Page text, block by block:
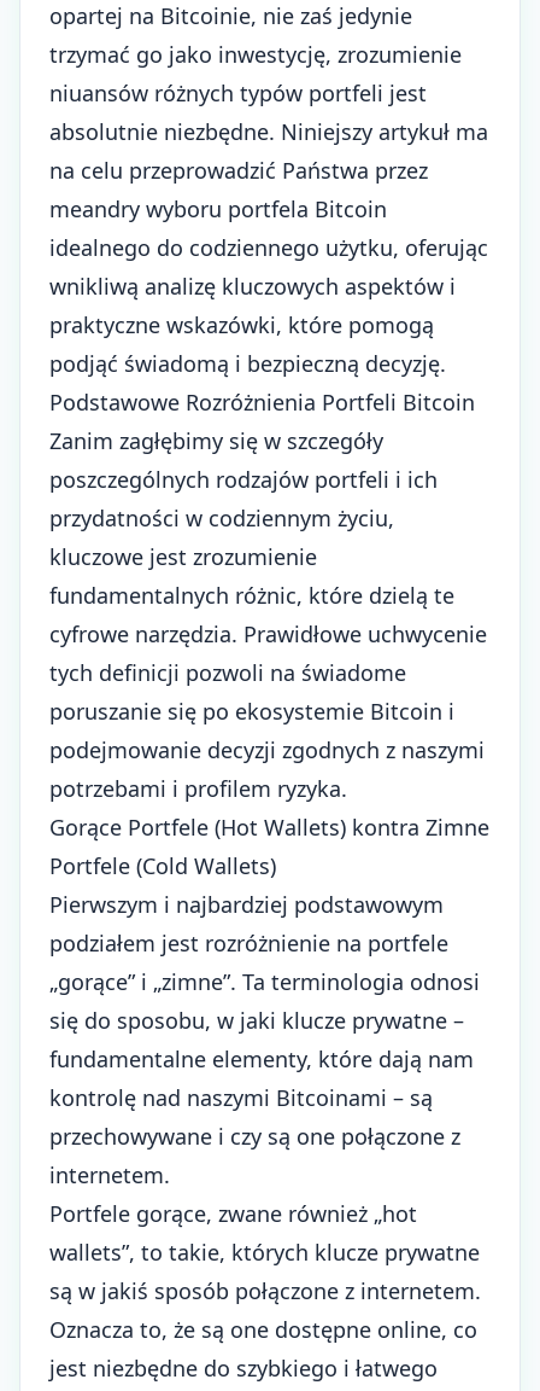
opartej na Bitcoinie, nie zaś jedynie
trzymać go jako inwestycję, zrozumienie
niuansów różnych typów portfeli jest
absolutnie niezbędne. Niniejszy artykuł ma
na celu przeprowadzić Państwa przez
meandry wyboru portfela Bitcoin
idealnego do codziennego użytku, oferując
wnikliwą analizę kluczowych aspektów i
praktyczne wskazówki, które pomogą
podjąć świadomą i bezpieczną decyzję.
Podstawowe Rozróżnienia Portfeli Bitcoin
Zanim zagłębimy się w szczegóły
poszczególnych rodzajów portfeli i ich
przydatności w codziennym życiu,
kluczowe jest zrozumienie
fundamentalnych różnic, które dzielą te
cyfrowe narzędzia. Prawidłowe uchwycenie
tych definicji pozwoli na świadome
poruszanie się po ekosystemie Bitcoin i
podejmowanie decyzji zgodnych z naszymi
potrzebami i profilem ryzyka.
Gorące Portfele (Hot Wallets) kontra Zimne
Portfele (Cold Wallets)
Pierwszym i najbardziej podstawowym
podziałem jest rozróżnienie na portfele
„gorące” i „zimne”. Ta terminologia odnosi
się do sposobu, w jaki klucze prywatne –
fundamentalne elementy, które dają nam
kontrolę nad naszymi Bitcoinami – są
przechowywane i czy są one połączone z
internetem.
Portfele gorące, zwane również „hot
wallets”, to takie, których klucze prywatne
są w jakiś sposób połączone z internetem.
Oznacza to, że są one dostępne online, co
jest niezbędne do szybkiego i łatwego